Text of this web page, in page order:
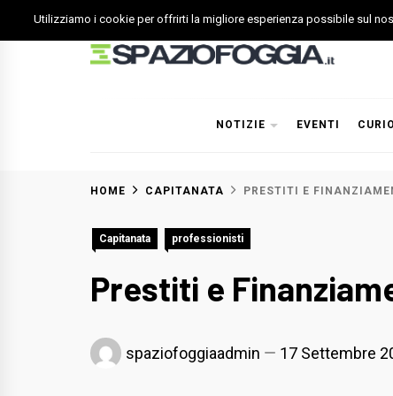
to
NOTIZIE EVENTI
HOME CAPITANATA PRESTITI E
Capitanata professionisti
Prestiti e
spaziofoggiaadmin 17 Settembre
Utilizziamo i cookie per offrirti la migliore esperienza possibile sul